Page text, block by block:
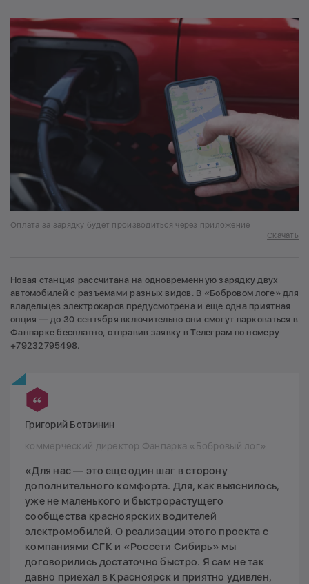
Оплата за зарядку будет производиться через приложение
Скачать
Новая станция рассчитана на одновременную зарядку двух
автомобилей с разъемами разных видов. В «Бобровом логе» для
владельцев электрокаров предусмотрена и еще одна приятная
опция — до 30 сентября включительно они смогут парковаться в
Фанпарке бесплатно, отправив заявку в Телеграм по номеру
+79232795498.
Григорий Ботвинин
коммерческий директор Фанпарка «Бобровый лог»
«Для нас — это еще один шаг в сторону
дополнительного комфорта. Для, как выяснилось,
уже не маленького и быстрорастущего
сообщества красноярских водителей
электромобилей. О реализации этого проекта с
компаниями СГК и «Россети Сибирь» мы
договорились достаточно быстро. Я сам не так
давно приехал в Красноярск и приятно удивлен,